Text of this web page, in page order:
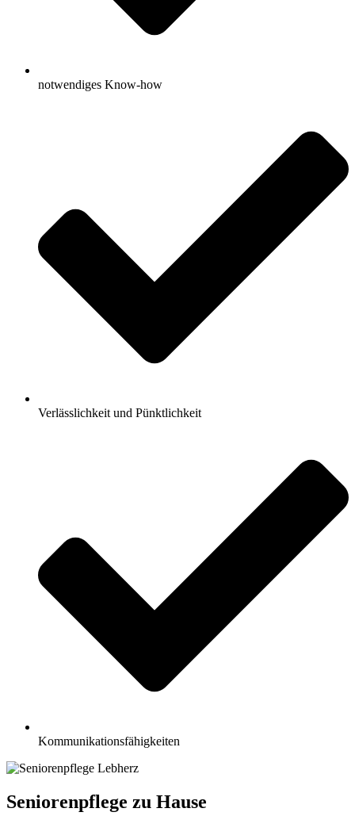
notwendiges Know-how
Verlässlichkeit und Pünktlichkeit
Kommunikationsfähigkeiten
Seniorenpflege zu Hause